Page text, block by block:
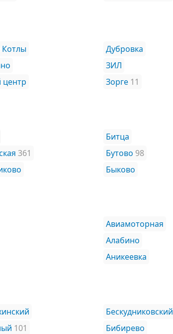
Котлы
центр
Дубровка
ЗИЛ
Зорге 11
361
Битца
Бутово 98
Быково
Авиамоторная
Алабино
Аникеевка
101
Бескудниковский
Бибирево